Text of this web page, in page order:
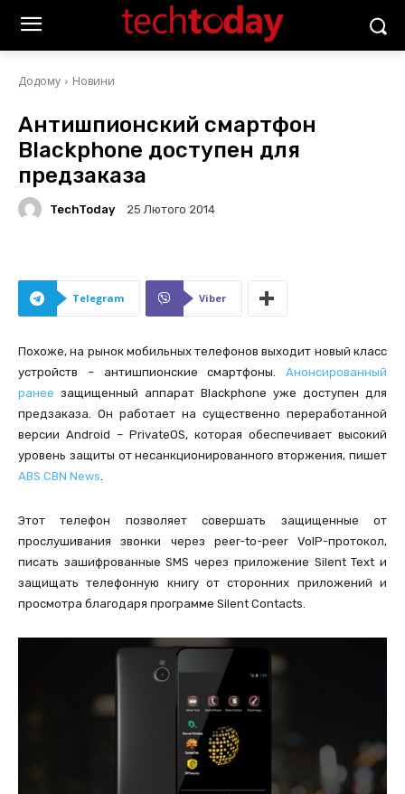
Додому Новини
Антишпионский смартфон
Blackphone доступен для
предзаказа
TechToday 25 Лютого 2014
Telegram Viber
Похоже, на рынок мобильных телефонов выходит новый класс
устройств – антишпионские смартфоны. Анонсированный
ранее защищенный аппарат Blackphone уже доступен для
предзаказа. Он работает на существенно переработанной
версии Android – PrivateOS, которая обеспечивает высокий
уровень защиты от несанкционированного вторжения, пишет
ABS CBN News.
Этот телефон позволяет совершать защищенные от
прослушивания звонки через peer-to-peer VoIP-протокол,
писать зашифрованные SMS через приложение Silent Text и
защищать телефонную книгу от сторонних приложений и
просмотра благодаря программе Silent Contacts.